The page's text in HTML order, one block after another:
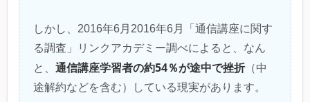
しかし、2016年6月2016年6月「通信講座に関す
る調査」リンクアカデミー調べによると、なん
と、 通信講座学習者の約54％が途中で挫折 （中
途解約などを含む）している現実があります。